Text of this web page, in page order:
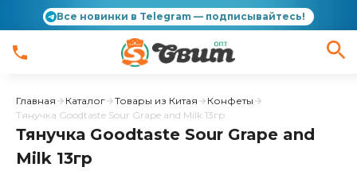
Все новинки в Telegram — подписывайтесь!
Главная Каталог Товары из Китая
Конфеты
Тянучка Goodtaste Sour Grape and Milk 13гр
Тянучка Goodtaste Sour Grape and
Milk 13гр